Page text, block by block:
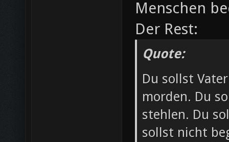
Menschen
Der Rest:
Quote:
Du sollst
morden. Du
stehlen. Du
sollst nicht